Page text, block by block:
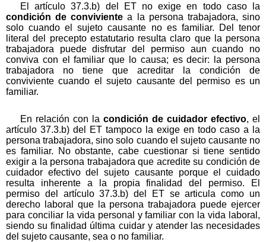
El artículo 37.3.b) del ET no exige en todo caso la
condición de conviviente a la persona trabajadora, sino
solo cuando el sujeto causante no es familiar. Del tenor
literal del precepto estatutario resulta claro que la persona
trabajadora puede disfrutar del permiso aun cuando no
conviva con el familiar que lo causa; es decir: la persona
trabajadora no tiene que acreditar la condición de
conviviente cuando el sujeto causante del permiso es un
familiar.
En relación con la condición de cuidador efectivo, el
artículo 37.3.b) del ET tampoco la exige en todo caso a la
persona trabajadora, sino solo cuando el sujeto causante no
es familiar. No obstante, cabe cuestionar si tiene sentido
exigir a la persona trabajadora que acredite su condición de
cuidador efectivo del sujeto causante porque el cuidado
resulta inherente a la propia finalidad del permiso. El
permiso del artículo 37.3.b) del ET se articula como un
derecho laboral que la persona trabajadora puede ejercer
para conciliar la vida personal y familiar con la vida laboral,
siendo su finalidad última cuidar y atender las necesidades
del sujeto causante, sea o no familiar.